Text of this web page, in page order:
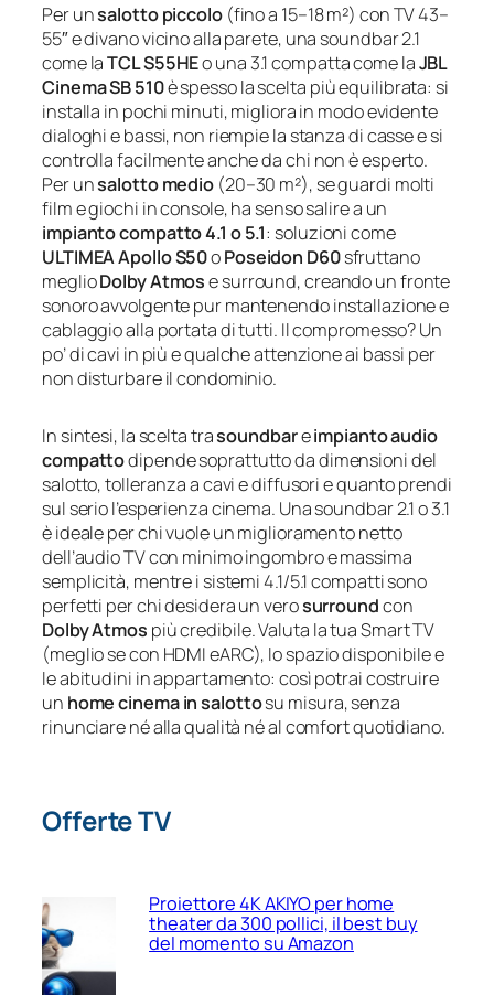
Per unsalotto piccolo(fino a 15–18 m²) con TV 43–
55″ e divano vicino alla parete, una soundbar 2.1
come laTCL S55HEo una 3.1 compatta come laJBL
Cinema SB 510è spesso la scelta più equilibrata: si
installa in pochi minuti, migliora in modo evidente
dialoghi e bassi, non riempie la stanza di casse e si
controlla facilmente anche da chi non è esperto.
Per unsalotto medio (20–30 m²), se guardi molti
film e giochi in console, ha senso salire a un
impianto compatto 4.1 o 5.1: soluzioni come
ULTIMEA Apollo S50oPoseidon D60sfruttano
meglioDolby Atmose surround, creando un fronte
sonoro avvolgente pur mantenendo installazione e
cablaggio alla portata di tutti. Il compromesso? Un
po’ di cavi in più e qualche attenzione ai bassi per
non disturbare il condominio.
In sintesi, la scelta trasoundbareimpianto audio
compattodipende soprattutto da dimensioni del
salotto, tolleranza a cavi e diffusori e quanto prendi
sul serio l’esperienza cinema. Una soundbar 2.1 o 3.1
è ideale per chi vuole un miglioramento netto
dell’audio TV con minimo ingombro e massima
semplicità, mentre i sistemi 4.1/5.1 compatti sono
perfetti per chi desidera un verosurroundcon
Dolby Atmos più credibile. Valuta la tua Smart TV
(meglio se con HDMI eARC), lo spazio disponibile e
le abitudini in appartamento: così potrai costruire
un home cinema in salottosu misura, senza
rinunciare né alla qualità né al comfort quotidiano.
Offerte TV
Proiettore 4K AKIYO per home
theater da 300 pollici, il best buy
del momento su Amazon